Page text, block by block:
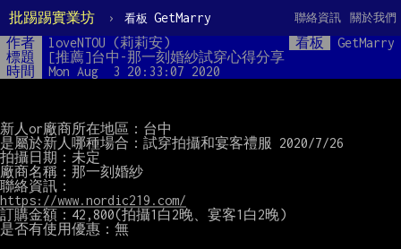
批踢踢實業坊 › 看板 GetMarry 關於我們
聯絡資訊
作者 loveNTOU (莉莉安) 看板
GetMarry
標題
[推薦]台中-那一刻婚紗試穿心得分享
時間
Mon Aug  3 20:33:07 2020
新人or廠商所在地區：台中
是屬於新人哪種場合：試穿拍攝和宴客禮服 2020/7/26
拍攝日期：未定
廠商名稱：那一刻婚紗
https://www.nordic219.com/
訂購金額：42,800(拍攝1白2晚、宴客1白2晚)
是否有使用優惠：無